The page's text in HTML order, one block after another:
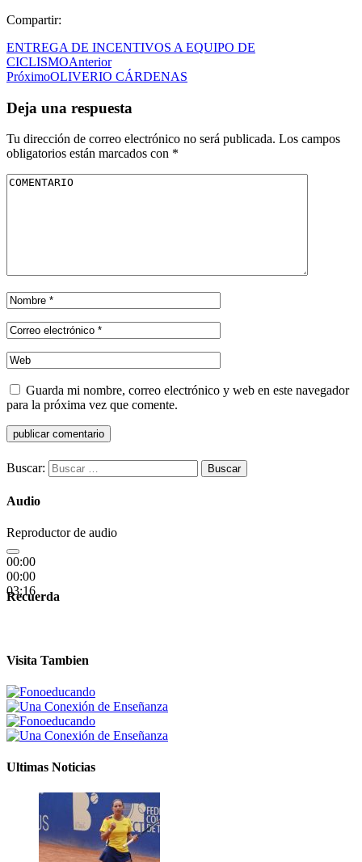
Compartir:
ENTREGA DE INCENTIVOS A EQUIPO DE
CICLISMOAnterior
PróximoOLIVERIO CÁRDENAS
Deja una respuesta
Tu dirección de correo electrónico no será publicada. Los campos
obligatorios están marcados con *
Guarda mi nombre, correo electrónico y web en este navegador
para la próxima vez que comente.
Buscar:
Audio
Reproductor de audio
00:00
00:00
03:16
Recuerda
Visita Tambien
Ultimas Noticias